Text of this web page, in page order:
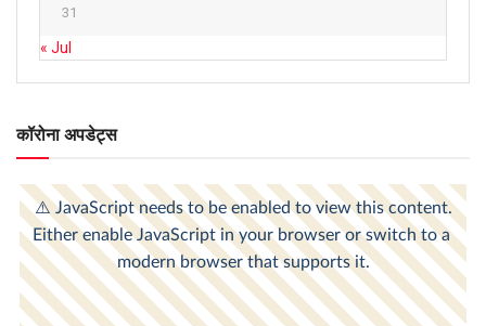
31
« Jul
कॉरोना अपडेट्स